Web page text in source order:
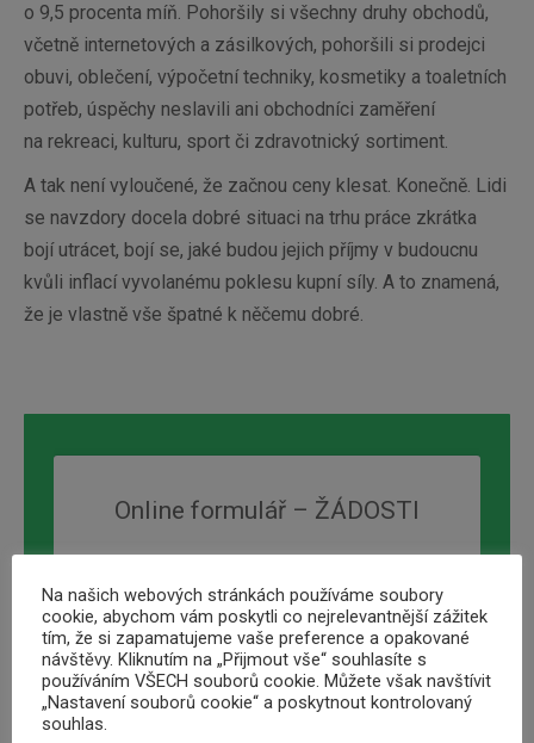
o 9,5 procenta míň. Pohoršily si všechny druhy obchodů,
včetně internetových a zásilkových, pohoršili si prodejci
obuvi, oblečení, výpočetní techniky, kosmetiky a toaletních
potřeb, úspěchy neslavili ani obchodníci zaměření
na rekreaci, kulturu, sport či zdravotnický sortiment.
A tak není vyloučené, že začnou ceny klesat. Konečně. Lidi
se navzdory docela dobré situaci na trhu práce zkrátka
bojí utrácet, bojí se, jaké budou jejich příjmy v budoucnu
kvůli inflací vyvolanému poklesu kupní síly. A to znamená,
že je vlastně vše špatné k něčemu dobré.
Online formulář – ŽÁDOSTI
Požadovana výše úvěru
Jméno a přimení
Na našich webových stránkách používáme soubory
cookie, abychom vám poskytli co nejrelevantnější zážitek
tím, že si zapamatujeme vaše preference a opakované
návštěvy. Kliknutím na „Přijmout vše“ souhlasíte s
používáním VŠECH souborů cookie. Můžete však navštívit
„Nastavení souborů cookie“ a poskytnout kontrolovaný
souhlas.